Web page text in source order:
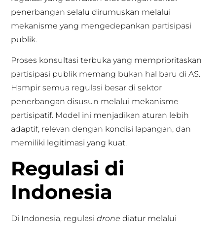
penerbangan selalu dirumuskan melalui
mekanisme yang mengedepankan partisipasi
publik.
Proses konsultasi terbuka yang memprioritaskan
partisipasi publik memang bukan hal baru di AS.
Hampir semua regulasi besar di sektor
penerbangan disusun melalui mekanisme
partisipatif. Model ini menjadikan aturan lebih
adaptif, relevan dengan kondisi lapangan, dan
memiliki legitimasi yang kuat.
Regulasi di
Indonesia
Di Indonesia, regulasi dronediatur melalui